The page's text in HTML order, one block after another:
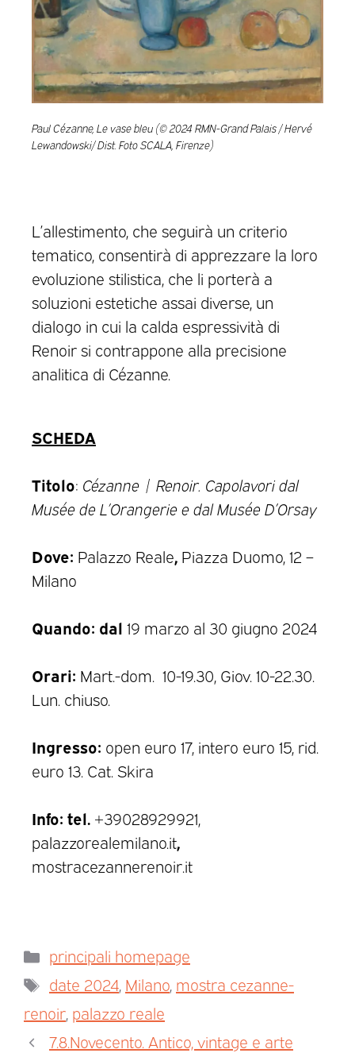
Paul Cézanne, Le vase bleu (© 2024 RMN-Grand Palais / Hervé
Lewandowski/ Dist. Foto SCALA, Firenze)
L’allestimento, che seguirà un criterio
tematico, consentirà di apprezzare la loro
evoluzione stilistica, che li porterà a
soluzioni estetiche assai diverse, un
dialogo in cui la calda espressività di
Renoir si contrappone alla precisione
analitica di Cézanne.
SCHEDA
Titolo: Cézanne | Renoir. Capolavori dal
Musée de L’Orangerie e dal Musée D’Orsay
Dove: Palazzo Reale, Piazza Duomo, 12 –
Milano
Quando: dal 19 marzo al 30 giugno 2024
Orari: Mart.-dom. 10-19.30, Giov. 10-22.30.
Lun. chiuso.
Ingresso: open euro 17, intero euro 15, rid.
euro 13. Cat. Skira
Info: tel. +39028929921,
palazzorealemilano.it,
mostracezannerenoir.it
principali homepage
date 2024, Milano, mostra cezanne-
renoir, palazzo reale
7.8.Novecento. Antico, vintage e arte